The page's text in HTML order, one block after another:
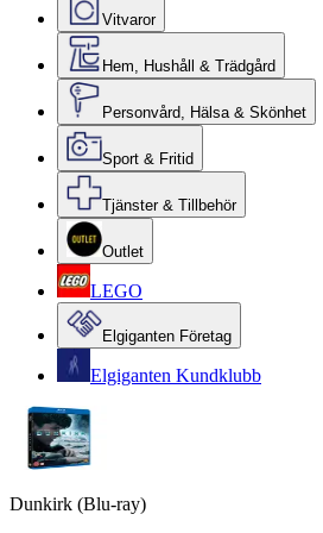
Vitvaror
Hem, Hushåll & Trädgård
Personvård, Hälsa & Skönhet
Sport & Fritid
Tjänster & Tillbehör
Outlet
LEGO
Elgiganten Företag
Elgiganten Kundklubb
Dunkirk (Blu-ray)